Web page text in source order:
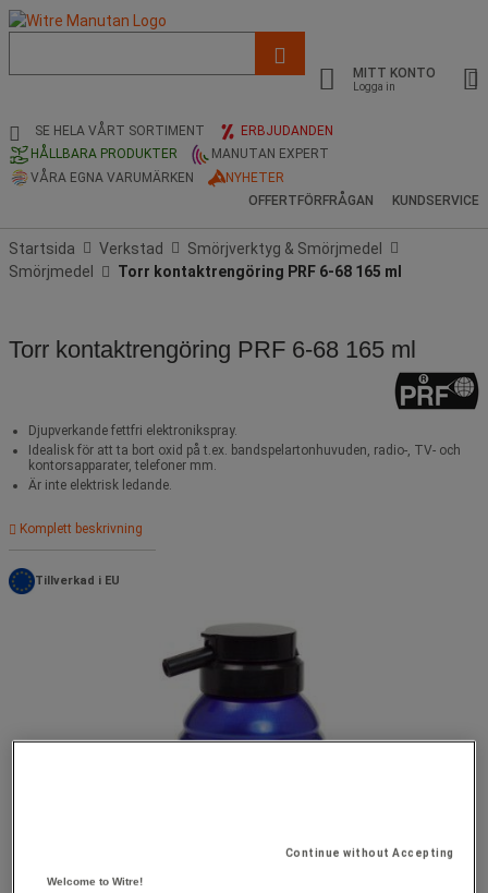
och
sökhistorik
MITT KONTO
Logga in
SE HELA VÅRT SORTIMENT
ERBJUDANDEN
HÅLLBARA PRODUKTER
MANUTAN EXPERT
VÅRA EGNA VARUMÄRKEN
NYHETER
OFFERTFÖRFRÅGAN
KUNDSERVICE
Startsida Verkstad
Smörjverktyg & Smörjmedel
Smörjmedel
Torr kontaktrengöring PRF 6-68 165 ml
Torr kontaktrengöring PRF 6-68 165 ml
Djupverkande fettfri elektronikspray.
Idealisk för att ta bort oxid på t.ex. bandspelartonhuvuden, radio-, TV- och
kontorsapparater, telefoner mm.
Är inte elektrisk ledande.
Komplett beskrivning
Tillverkad i EU
Continue without Accepting
Welcome to Witre!